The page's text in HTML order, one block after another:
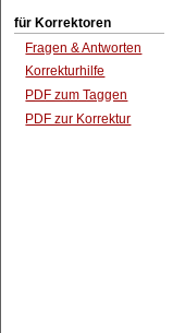
für Korrektoren
Fragen & Antworten
Korrekturhilfe
PDF zum Taggen
PDF zur Korrektur